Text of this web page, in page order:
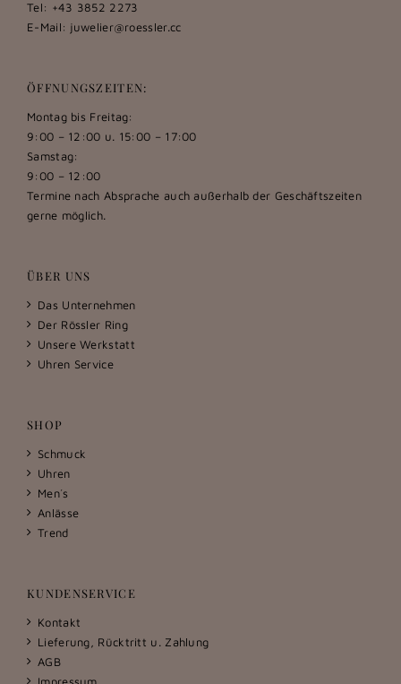
Tel: +43 3852 2273
E-Mail: juwelier@roessler.cc
ÖFFNUNGSZEITEN:
Montag bis Freitag:
9:00 – 12:00 u. 15:00 – 17:00
Samstag:
9:00 – 12:00
Termine nach Absprache auch außerhalb der Geschäftszeiten
gerne möglich.
ÜBER UNS
Das Unternehmen
Der Rössler Ring
Unsere Werkstatt
Uhren Service
SHOP
Schmuck
Uhren
Men´s
Anlässe
Trend
KUNDENSERVICE
Kontakt
Lieferung, Rücktritt u. Zahlung
AGB